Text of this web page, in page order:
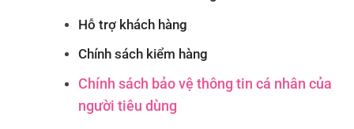
Hỗ trợ khách hàng
Chính sách kiểm hàng
Chính sách bảo vệ thông tin cá nhân của
người tiêu dùng